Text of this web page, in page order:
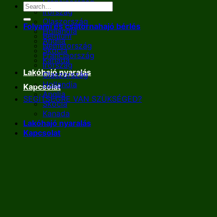
Franciaország
Írország
Olaszország
Hollandia
Anglia
Skócia
Kanada
Lakóhajó nyaralás
Kapcsolat
SEGÍTSÉGRE VAN SZÜKSÉGED?
Folyami és csatornahajó bérlés
Belgium
Németország
Franciaország
Írország
Olaszország
Hollandia
Anglia
Skócia
Kanada
Lakóhajó nyaralás
Kapcsolat